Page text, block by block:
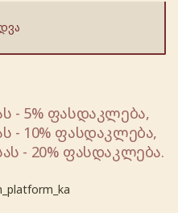
- 5% ფასდაკლება,
- 10% ფასდაკლება,
- 20% ფასდაკლება.